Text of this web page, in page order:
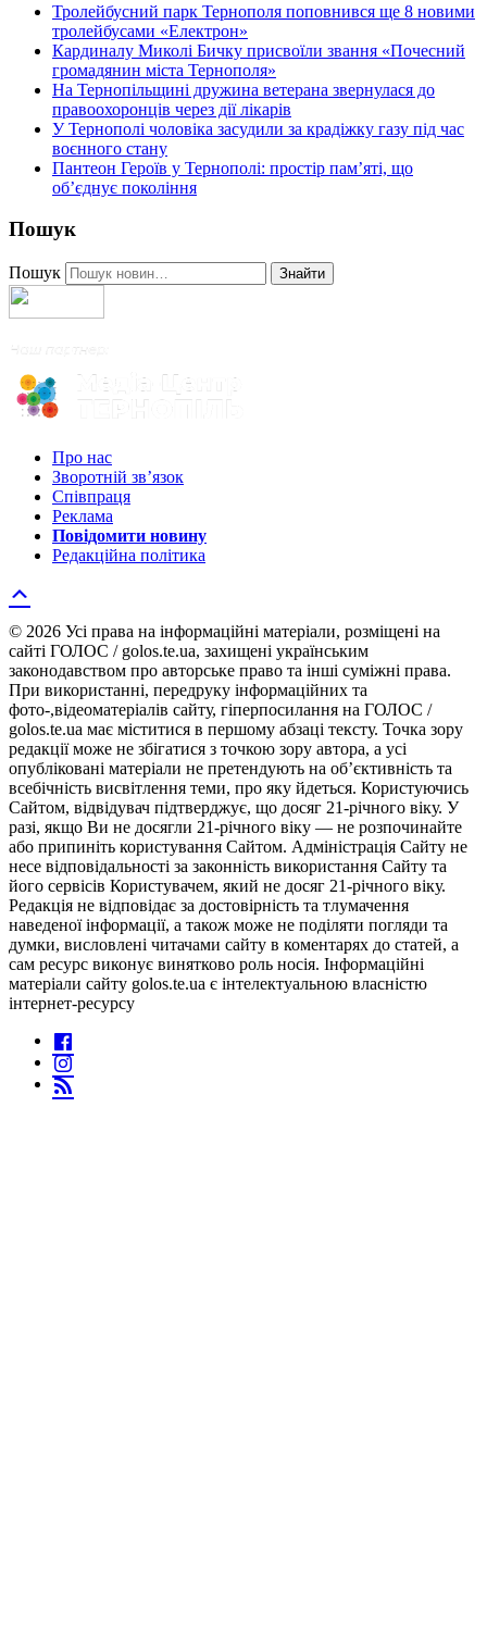
Тролейбусний парк Тернополя поповнився ще 8 новими
тролейбусами «Електрон»
Кардиналу Миколі Бичку присвоїли звання «Почесний
громадянин міста Тернополя»
На Тернопільщині дружина ветерана звернулася до
правоохоронців через дії лікарів
У Тернополі чоловіка засудили за крадіжку газу під час
воєнного стану
Пантеон Героїв у Тернополі: простір пам’яті, що
об’єднує покоління
Пошук
Пошук Знайти
Про нас
Зворотній зв’язок
Співпраця
Реклама
Повідомити новину
Редакційна політика
© 2026 Усі права на інформаційні матеріали, розміщені на
сайті ГОЛОС / golos.te.ua, захищені українським
законодавством про авторське право та інші суміжні права.
При використанні, передруку інформаційних та
фото-,відеоматеріалів сайту, гіперпосилання на ГОЛОС /
golos.te.ua має міститися в першому абзаці тексту. Точка зору
редакції може не збігатися з точкою зору автора, а усі
опубліковані матеріали не претендують на об’єктивність та
всебічність висвітлення теми, про яку йдеться. Користуючись
Сайтом, відвідувач підтверджує, що досяг 21-річного віку. У
разі, якщо Ви не досягли 21-річного віку — не розпочинайте
або припиніть користування Сайтом. Адміністрація Сайту не
несе відповідальності за законність використання Сайту та
його сервісів Користувачем, який не досяг 21-річного віку.
Редакція не відповідає за достовірність та тлумачення
наведеної інформації, а також може не поділяти погляди та
думки, висловлені читачами сайту в коментарях до статей, а
сам ресурс виконує винятково роль носія. Інформаційні
матеріали сайту golos.te.ua є інтелектуальною власністю
інтернет-ресурсу